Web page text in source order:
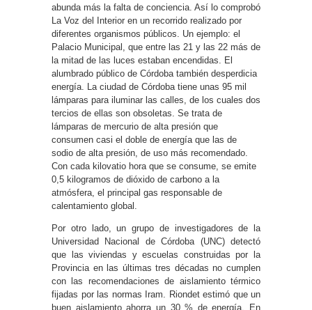
abunda más la falta de conciencia. Así lo comprobó
La Voz del Interior en un recorrido realizado por
diferentes organismos públicos. Un ejemplo: el
Palacio Municipal, que entre las 21 y las 22 más de
la mitad de las luces estaban encendidas. El
alumbrado público de Córdoba también desperdicia
energía. La ciudad de Córdoba tiene unas 95 mil
lámparas para iluminar las calles, de los cuales dos
tercios de ellas son obsoletas. Se trata de
lámparas de mercurio de alta presión que
consumen casi el doble de energía que las de
sodio de alta presión, de uso más recomendado.
Con cada kilovatio hora que se consume, se emite
0,5 kilogramos de dióxido de carbono a la
atmósfera, el principal gas responsable de
calentamiento global.
Por otro lado, un grupo de investigadores de la
Universidad Nacional de Córdoba (UNC) detectó
que las viviendas y escuelas construidas por la
Provincia en las últimas tres décadas no cumplen
con las recomendaciones de aislamiento térmico
fijadas por las normas Iram. Riondet estimó que un
buen aislamiento ahorra un 30 % de energía. En